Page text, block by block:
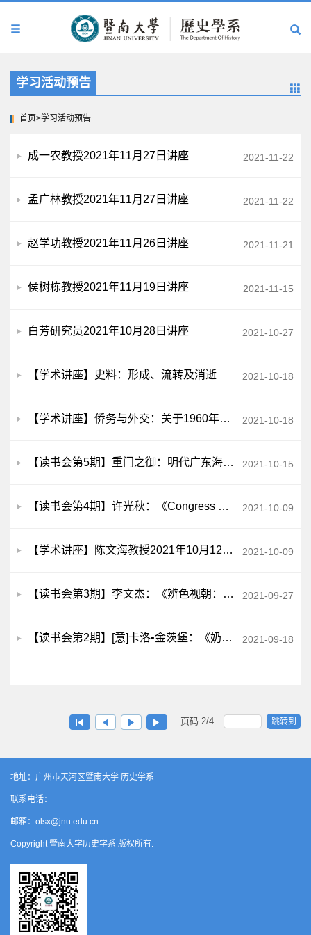
学习活动预告
首页>学习活动预告
成一农教授2021年11月27日讲座 2021-11-22
孟广林教授2021年11月27日讲座 2021-11-22
赵学功教授2021年11月26日讲座 2021-11-21
侯树栋教授2021年11月19日讲座 2021-11-15
白芳研究员2021年10月28日讲座 2021-10-27
【学术讲座】史料：形成、流转及消逝 2021-10-18
【学术讲座】侨务与外交：关于1960年前后中国与印尼关系的解读 2021-10-18
【读书会第5期】重门之御：明代广东海防体制的转变 2021-10-15
【读书会第4期】许光秋：《Congress and the U.S.-China Relationship, 1949-1979》 2021-10-09
【学术讲座】陈文海教授2021年10月12日学术讲座 2021-10-09
【读书会第3期】李文杰：《辨色视朝：晚清的朝会、文书与政治决策》 2021-09-27
【读书会第2期】[意]卡洛•金茨堡：《奶酪与蛆虫》 2021-09-18
页码 2/4 跳转到
地址：广州市天河区暨南大学 历史学系
联系电话：
邮箱：olsx@jnu.edu.cn
Copyright 暨南大学历史学系 版权所有.